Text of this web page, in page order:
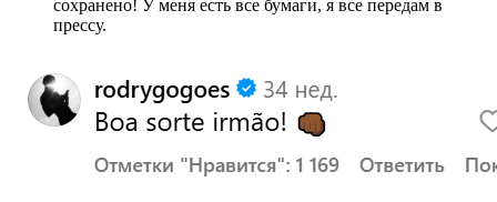
сохранено! У меня есть все бумаги, я все передам в
прессу.